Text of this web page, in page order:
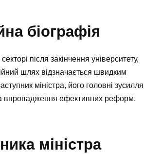
біографія
після закінчення університету,
шлях відзначається швидким
міністра, його головні зусилля
впровадження ефективних реформ.
міністра